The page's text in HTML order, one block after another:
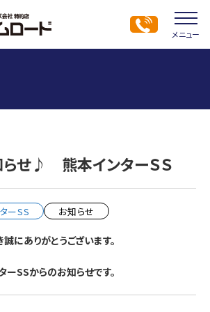
メニュー
せ♪ 熊本インターＳＳ
ーSS お知らせ
にありがとうございます。
ーSSからのお知らせです。